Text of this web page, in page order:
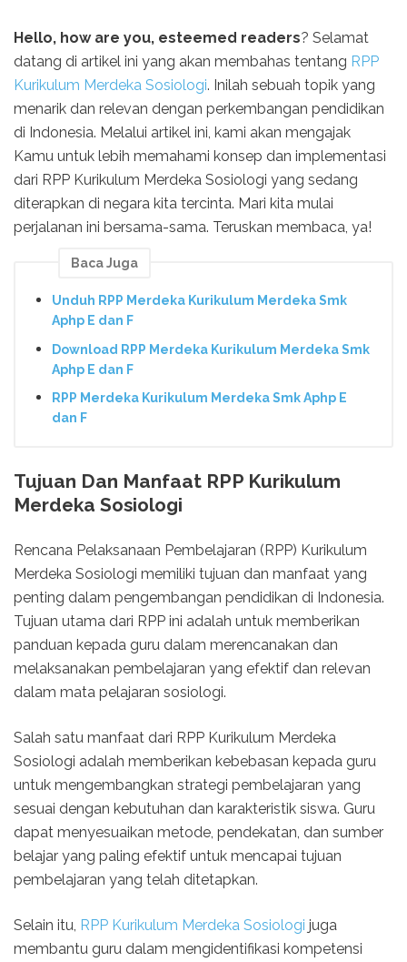
Hello, how are you, esteemed readers? Selamat
datang di artikel ini yang akan membahas tentang RPP
Kurikulum Merdeka Sosiologi. Inilah sebuah topik yang
menarik dan relevan dengan perkembangan pendidikan
di Indonesia. Melalui artikel ini, kami akan mengajak
Kamu untuk lebih memahami konsep dan implementasi
dari RPP Kurikulum Merdeka Sosiologi yang sedang
diterapkan di negara kita tercinta. Mari kita mulai
perjalanan ini bersama-sama. Teruskan membaca, ya!
Baca Juga
Unduh RPP Merdeka Kurikulum Merdeka Smk
Aphp E dan F
Download RPP Merdeka Kurikulum Merdeka Smk
Aphp E dan F
RPP Merdeka Kurikulum Merdeka Smk Aphp E
dan F
Tujuan Dan Manfaat RPP Kurikulum
Merdeka Sosiologi
Rencana Pelaksanaan Pembelajaran (RPP) Kurikulum
Merdeka Sosiologi memiliki tujuan dan manfaat yang
penting dalam pengembangan pendidikan di Indonesia.
Tujuan utama dari RPP ini adalah untuk memberikan
panduan kepada guru dalam merencanakan dan
melaksanakan pembelajaran yang efektif dan relevan
dalam mata pelajaran sosiologi.
Salah satu manfaat dari RPP Kurikulum Merdeka
Sosiologi adalah memberikan kebebasan kepada guru
untuk mengembangkan strategi pembelajaran yang
sesuai dengan kebutuhan dan karakteristik siswa. Guru
dapat menyesuaikan metode, pendekatan, dan sumber
belajar yang paling efektif untuk mencapai tujuan
pembelajaran yang telah ditetapkan.
Selain itu, RPP Kurikulum Merdeka Sosiologi juga
membantu guru dalam mengidentifikasi kompetensi